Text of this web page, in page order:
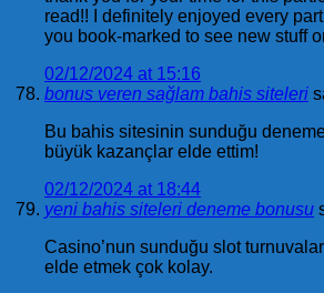
read!! I definitely enjoyed every
you book-marked to see new stuff
02/12/2024 at 15:16
bonus veren sağlam bahis siteleri
Bu bahis sitesinin sunduğu
büyük kazançlar elde ettim!
02/12/2024 at 18:44
yeni bahis siteleri deneme bonusu
Casino’nun sunduğu slot
elde etmek çok kolay.